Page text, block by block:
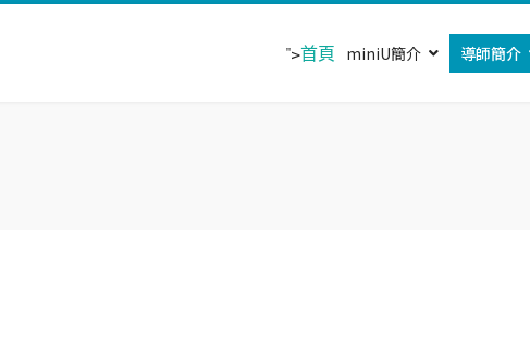
">首頁 miniU簡介 導師簡介